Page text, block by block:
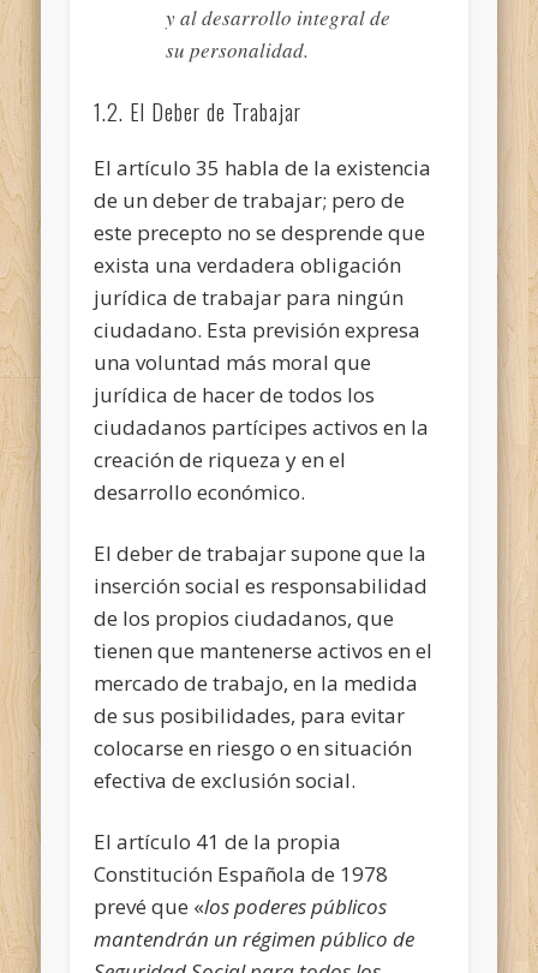
y al desarrollo integral de
su personalidad.
1.2. El Deber de Trabajar
El artículo 35 habla de la existencia
de un deber de trabajar; pero de
este precepto no se desprende que
exista una verdadera obligación
jurídica de trabajar para ningún
ciudadano. Esta previsión expresa
una voluntad más moral que
jurídica de hacer de todos los
ciudadanos partícipes activos en la
creación de riqueza y en el
desarrollo económico.
El deber de trabajar supone que la
inserción social es responsabilidad
de los propios ciudadanos, que
tienen que mantenerse activos en el
mercado de trabajo, en la medida
de sus posibilidades, para evitar
colocarse en riesgo o en situación
efectiva de exclusión social.
El artículo 41 de la propia
Constitución Española de 1978
prevé que «los poderes públicos
mantendrán un régimen público de